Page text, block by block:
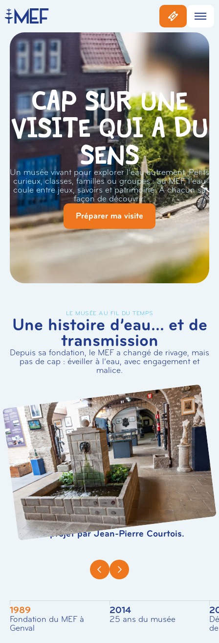
Cap sur une
visite qui a du
sens
Un musée vivant pour explorer l’eau autrement. Petits
curieux, classes, familles ou groupes : au MEF, l’eau
coule entre jeux, savoirs et patrimoine. À chacun sa
façon de découvrir.
Préparer ma visite
LE MUSÉE AU FIL DU TEMPS
Une histoire d’eau… et de
transmission
Depuis sa fondation, le MEF a changé de rivage, mais
pas de cap : éveiller à l’eau, avec engagement et
malice.
Un projet par Jean-Pierre Courtois.
1989
Fondation du MEF à
Genval
2014
25 ans du musée